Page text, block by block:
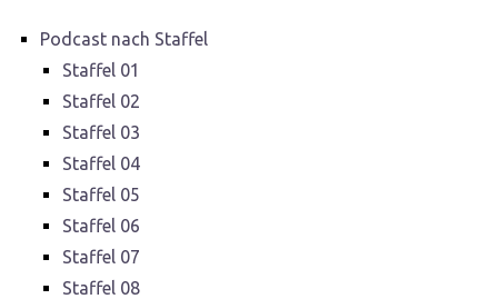
Podcast nach Staffel
Staffel 01
Staffel 02
Staffel 03
Staffel 04
Staffel 05
Staffel 06
Staffel 07
Staffel 08